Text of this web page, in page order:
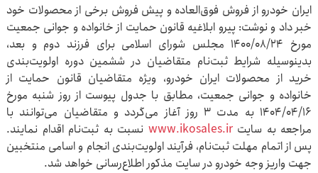
ایران خودرو از فروش فوق‌العاده و پیش فروش برخی از محصولات خود
خبر داد و نوشت: پیرو ابلاغیه قانون حمایت از خانواده و جوانی جمعیت
مورخ ۱۴۰۰/۰۸/۲۴ مجلس شورای اسلامی برای فرزند دوم و بعد،
بدینوسیله شرایط ثبت‌نام متقاضیان در ششمین دوره اولویت‌بندی
خرید از محصولات ایران خودرو، ویژه متقاضیان قانون حمایت از
خانواده و جوانی جمعیت، مطابق با جدول پیوست از روز شنبه مورخ
۱۴۰۴/۰۴/۱۶ به مدت ۳ روز آغاز می‌گردد و متقاضیان می‌توانند با
مراجعه به سایتwww.ikosales.ir نسبت به ثبت‌نام اقدام نمایند.
پس از اتمام مهلت ثبت‌نام، فرآیند اولویت‌بندی انجام و اسامی منتخبین
جهت واریز وجه خودرو در سایت مذکور اطلاع‌رسانی خواهد شد.